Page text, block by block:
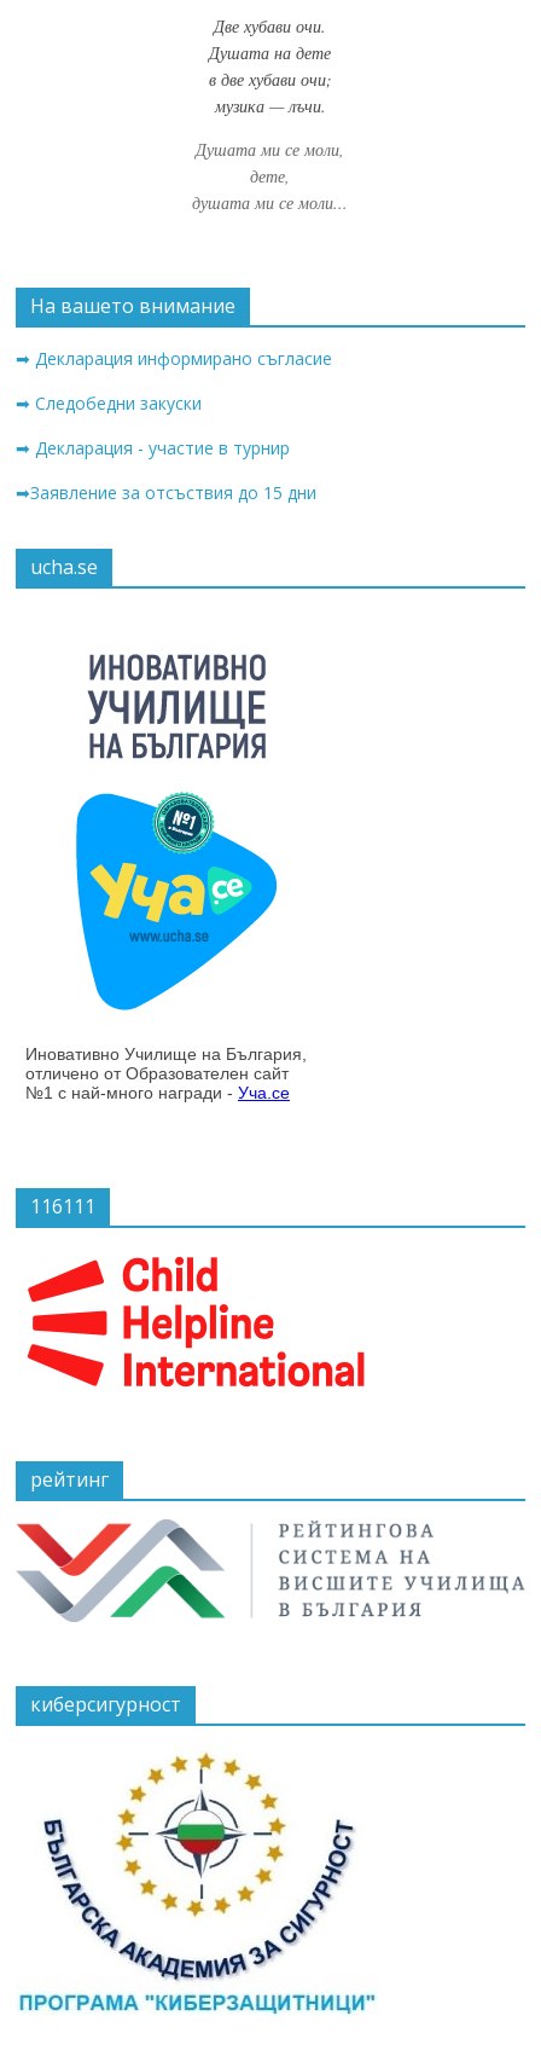
Две хубави очи.
Душата на дете
в две хубави очи;
музика — лъчи.
Душата ми се моли,
дете,
душата ми се моли...
На вашето внимание
➡ Декларация информирано съгласие
➡ Следобедни закуски
➡ Декларация - участие в турнир
➡Заявление за отсъствия до 15 дни
ucha.se
116111
рейтинг
киберсигурност